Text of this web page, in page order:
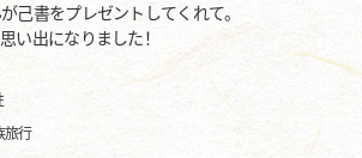
己書をプレゼントしてくれて。
い出になりました！
旅行